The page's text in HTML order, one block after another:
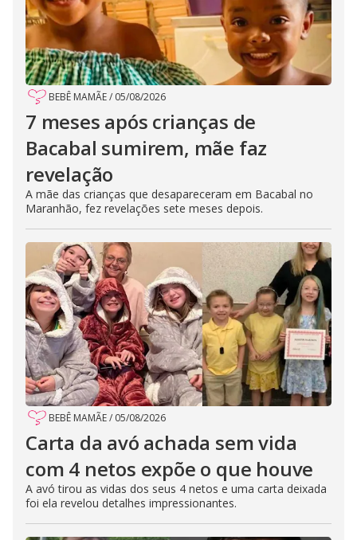
BEBÊ MAMÃE/ 05/08/2026
7 meses após crianças de
Bacabal sumirem, mãe faz
revelação
A mãe das crianças que desapareceram em Bacabal no
Maranhão, fez revelações sete meses depois.
BEBÊ MAMÃE/ 05/08/2026
Carta da avó achada sem vida
com 4 netos expõe o que houve
A avó tirou as vidas dos seus 4 netos e uma carta deixada
foi ela revelou detalhes impressionantes.